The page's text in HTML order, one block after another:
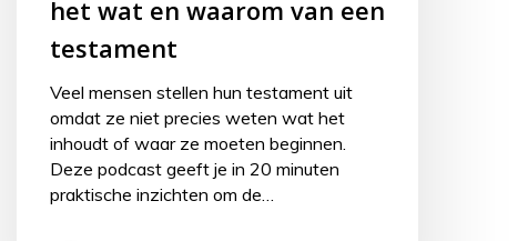
het wat en waarom van een
testament
Veel mensen stellen hun testament uit
omdat ze niet precies weten wat het
inhoudt of waar ze moeten beginnen.
Deze podcast geeft je in 20 minuten
praktische inzichten om de…